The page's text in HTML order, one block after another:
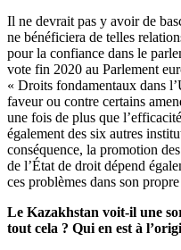
Il ne devrait pas y avoir de
ne bénéficiera de telles
pour la confiance dans le
vote fin 2020 au Parlement
« Droits fondamentaux dans
faveur ou contre certains
une fois de plus que
également des six autres
conséquence, la promotion
de l’État de droit dépend
ces problèmes dans son
Le Kazakhstan voit-il une
tout cela ? Qui en est à